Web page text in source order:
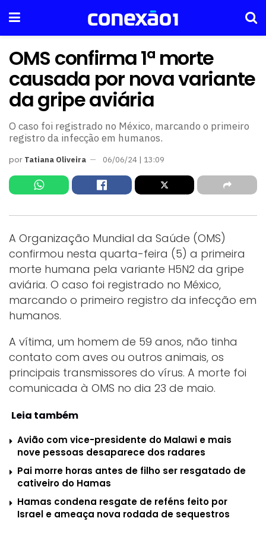
OMS confirma 1ª morte
causada por nova variante
da gripe aviária
O caso foi registrado no México, marcando o primeiro
registro da infecção em humanos.
por Tatiana Oliveira 06/06/24 | 13:09
A Organização Mundial da Saúde (OMS)
confirmou nesta quarta-feira (5) a primeira
morte humana pela variante H5N2 da gripe
aviária. O caso foi registrado no México,
marcando o primeiro registro da infecção em
humanos.
A vítima, um homem de 59 anos, não tinha
contato com aves ou outros animais, os
principais transmissores do vírus. A morte foi
comunicada à OMS no dia 23 de maio.
Leia também
Avião com vice-presidente do Malawi e mais
nove pessoas desaparece dos radares
Pai morre horas antes de filho ser resgatado de
cativeiro do Hamas
Hamas condena resgate de reféns feito por
Israel e ameaça nova rodada de sequestros